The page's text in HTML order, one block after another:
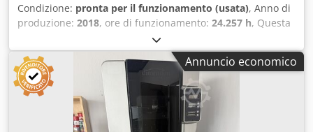
Condizione: pronta per il funzionamento (usata), Anno di
produzione: 2018, ore di funzionamento: 24.257 h, Questa
STEINER Projet MJP 2500 Plus è stata prodotta nel 2018. Si
tratta di una stampante 3D per la stampa di oggetti in
plastica, progettata per la realizzazione di oggetti
dettagliati e precisi. Ideale per la realizzazione di prototipi
e per la produzione su piccola scala, questa macchina
rappresenta un’opportunità significativa per chi desidera
potenziare le proprie capacità di stampa 3D. Contattateci
Annuncio economico